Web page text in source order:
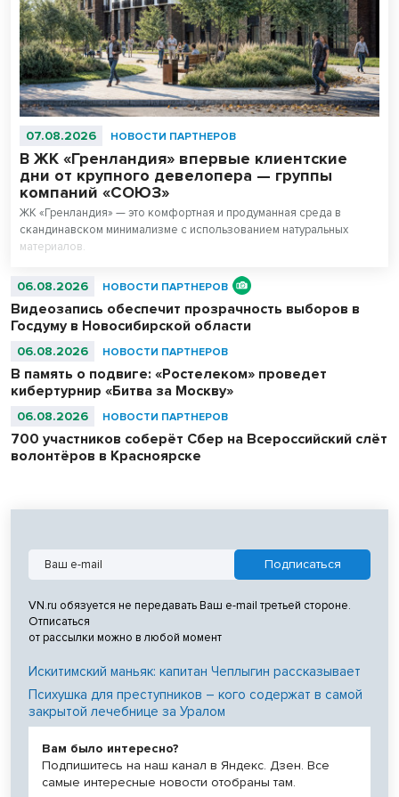
07.08.2026 НОВОСТИ ПАРТНЕРОВ
В ЖК «Гренландия» впервые клиентские
дни от крупного девелопера — группы
компаний «СОЮЗ»
ЖК «Гренландия» — это комфортная и продуманная среда в
скандинавском минимализме с использованием натуральных
материалов.
06.08.2026 НОВОСТИ ПАРТНЕРОВ
Видеозапись обеспечит прозрачность выборов в
Госдуму в Новосибирской области
06.08.2026 НОВОСТИ ПАРТНЕРОВ
В память о подвиге: «Ростелеком» проведет
кибертурнир «Битва за Москву»
06.08.2026 НОВОСТИ ПАРТНЕРОВ
700 участников соберёт Сбер на Всероссийский слёт
волонтёров в Красноярске
VN.ru обязуется не передавать Ваш e-mail третьей стороне.
Отписаться
от рассылки можно в любой момент
Искитимский маньяк: капитан Чеплыгин рассказывает
Психушка для преступников – кого содержат в самой
закрытой лечебнице за Уралом
Вам было интересно?
Подпишитесь на наш канал в Яндекс. Дзен. Все
самые интересные новости отобраны там.